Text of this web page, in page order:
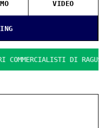
VIDEO
DI RAGUSA